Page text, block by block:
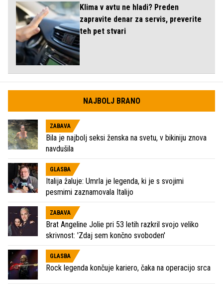
Klima v avtu ne hladi? Preden
zapravite denar za servis, preverite
teh pet stvari
NAJBOLJ BRANO
ZABAVA
Bila je najbolj seksi ženska na svetu, v bikiniju znova
navdušila
GLASBA
Italija žaluje: Umrla je legenda, ki je s svojimi
pesmimi zaznamovala Italijo
ZABAVA
Brat Angeline Jolie pri 53 letih razkril svojo veliko
skrivnost: 'Zdaj sem končno svoboden'
GLASBA
Rock legenda končuje kariero, čaka na operacijo srca